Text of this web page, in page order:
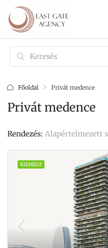
Főoldal Privát medence
Privát medence
Rendezés: Alapértelmezett
KIEMELT